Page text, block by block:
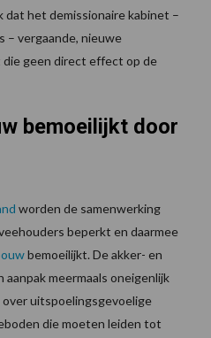
dat het demissionaire kabinet –
– vergaande, nieuwe
die geen direct effect op de
bemoeilijkt door
worden de samenwerking
beperkt en daarmee
bemoeilijkt. De akker- en
meermaals oneigenlijk
uitspoelingsgevoelige
die moeten leiden tot